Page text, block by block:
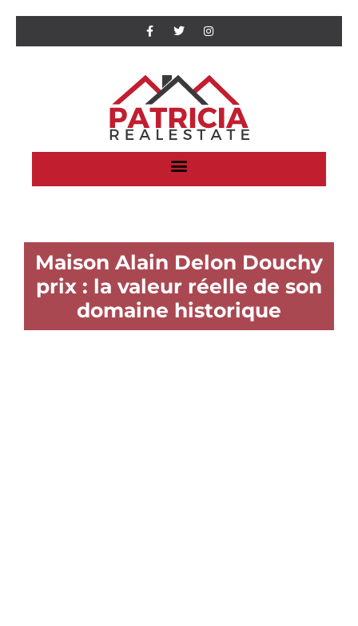
Maison Alain Delon Douchy
prix : la valeur réelle de son
domaine historique